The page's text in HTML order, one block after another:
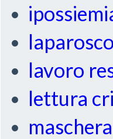
lavoro
lettura